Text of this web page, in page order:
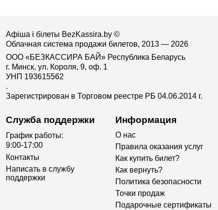
Афіша і білеты BezKassira.by ©
Облачная система продажи билетов, 2013 — 2026
ООО «БЕЗКАССИРА БАЙ» Республика Беларусь
г. Минск, ул. Короля, 9, оф. 1
УНП 193615562
.
Зарегистрирован в Торговом реестре РБ 04.06.2014 г.
Служба поддержки
График работы:
9:00-17:00
Контакты
Написать в службу
поддержки
Информация
О нас
Правила оказания услуг
Как купить билет?
Как вернуть?
Политика безопасности
Точки продаж
Подарочные сертификаты